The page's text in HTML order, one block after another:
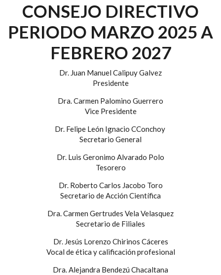
CONSEJO DIRECTIVO
PERIODO MARZO 2025 A
FEBRERO 2027
Dr. Juan Manuel Calipuy Galvez
Presidente
Dra. Carmen Palomino Guerrero
Vice Presidente
Dr. Felipe León Ignacio CConchoy
Secretario General
Dr. Luis Geronimo Alvarado Polo
Tesorero
Dr. Roberto Carlos Jacobo Toro
Secretario de Acción Científica
Dra. Carmen Gertrudes Vela Velasquez
Secretario de Filiales
Dr. Jesús Lorenzo Chirinos Cáceres
Vocal de ética y calificación profesional
Dra. Alejandra Bendezú Chacaltana